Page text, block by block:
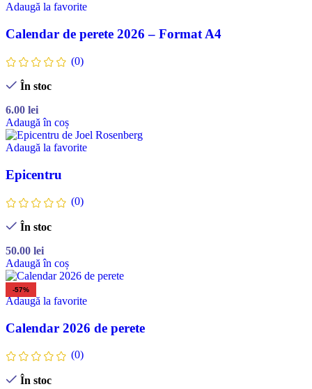
Adaugă la favorite
Calendar de perete 2026 – Format A4
(0)
În stoc
6.00 lei
Adaugă în coș
Adaugă la favorite
Epicentru
(0)
În stoc
50.00 lei
Adaugă în coș
-57%
Adaugă la favorite
Calendar 2026 de perete
(0)
În stoc